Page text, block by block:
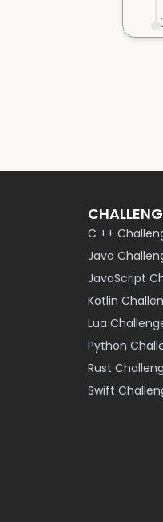
C ++
Java
JavaScript
Kotlin
Lua
Python
Rust
Swift